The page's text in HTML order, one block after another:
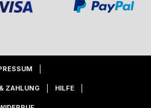
ZAHLUNG HILFE